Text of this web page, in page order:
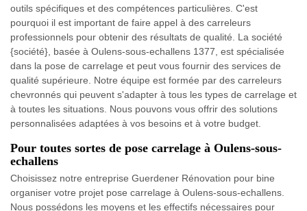
outils spécifiques et des compétences particulières. C'est
pourquoi il est important de faire appel à des carreleurs
professionnels pour obtenir des résultats de qualité. La société
{société}, basée à Oulens-sous-echallens 1377, est spécialisée
dans la pose de carrelage et peut vous fournir des services de
qualité supérieure. Notre équipe est formée par des carreleurs
chevronnés qui peuvent s'adapter à tous les types de carrelage et
à toutes les situations. Nous pouvons vous offrir des solutions
personnalisées adaptées à vos besoins et à votre budget.
Pour toutes sortes de pose carrelage à Oulens-sous-
echallens
Choisissez notre entreprise Guerdener Rénovation pour bine
organiser votre projet pose carrelage à Oulens-sous-echallens.
Nous possédons les moyens et les effectifs nécessaires pour